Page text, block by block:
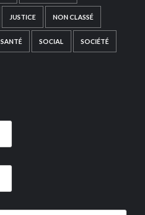
JUSTICE NON CLASSÉ
SANTÉ SOCIAL SOCIÉTÉ